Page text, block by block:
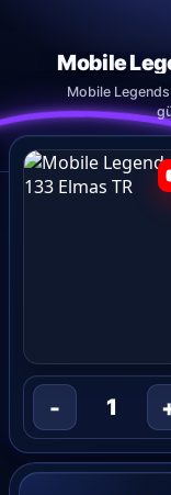
Mobile
Mobile Legends
- 1